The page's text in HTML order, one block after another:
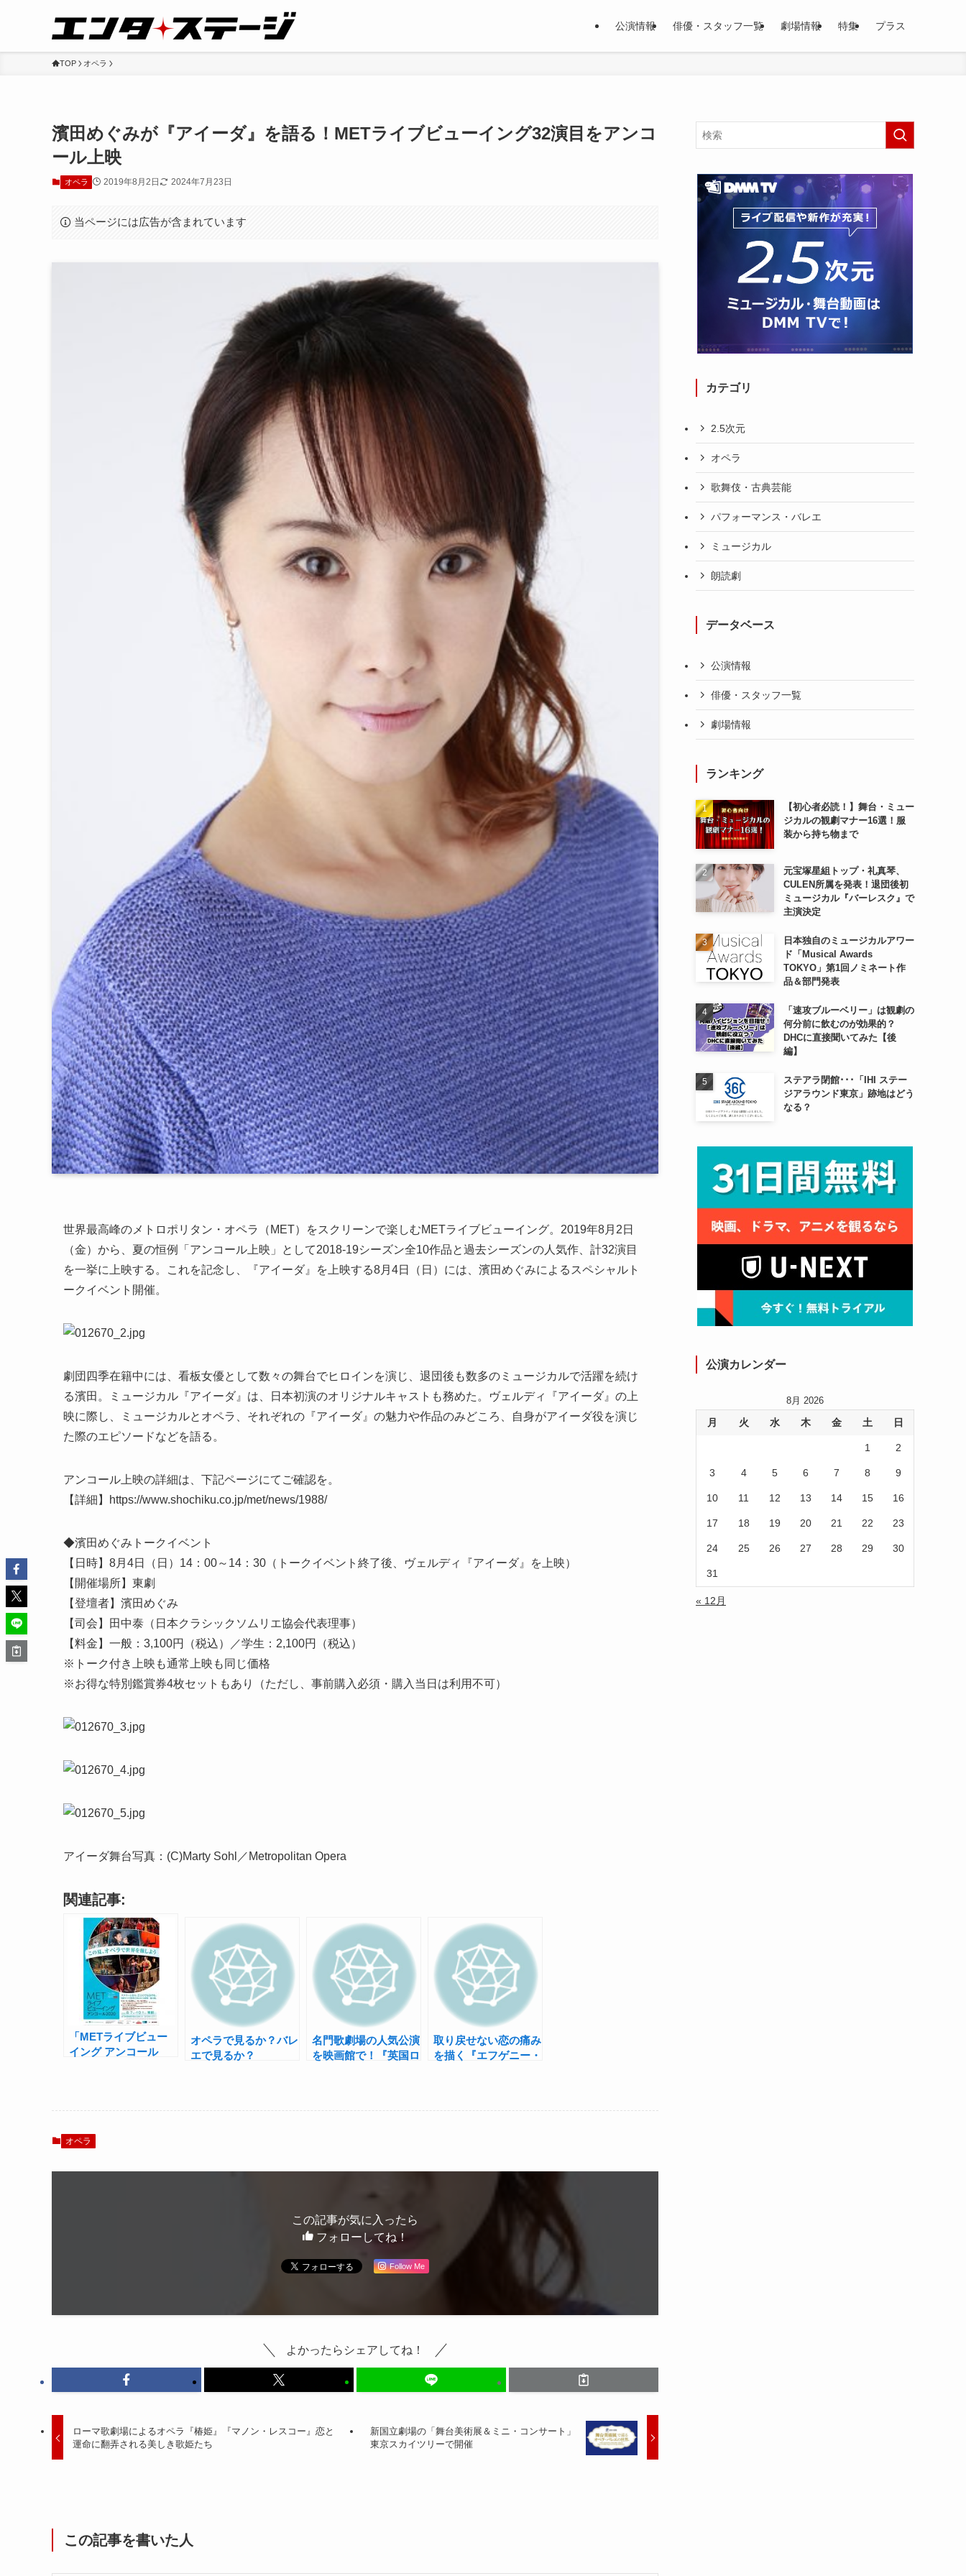
公演情報 俳優・スタッフ一覧 劇場情報 特集 プラス
TOP オペラ
濱田めぐみが『アイーダ』を語る！METライブビューイング32演目をアンコ
ール上映
オペラ 2019年8月2日 2024年7月23日
当ページには広告が含まれています
世界最高峰のメトロポリタン・オペラ（MET）をスクリーンで楽しむMETライブビューイング。2019年8月2日
（金）から、夏の恒例「アンコール上映」として2018-19シーズン全10作品と過去シーズンの人気作、計32演目
を一挙に上映する。これを記念し、『アイーダ』を上映する8月4日（日）には、濱田めぐみによるスペシャルト
ークイベント開催。
劇団四季在籍中には、看板女優として数々の舞台でヒロインを演じ、退団後も数多のミュージカルで活躍を続け
る濱田。ミュージカル『アイーダ』は、日本初演のオリジナルキャストも務めた。ヴェルディ『アイーダ』の上
映に際し、ミュージカルとオペラ、それぞれの『アイーダ』の魅力や作品のみどころ、自身がアイーダ役を演じ
た際のエピソードなどを語る。
アンコール上映の詳細は、下記ページにてご確認を。
【詳細】https://www.shochiku.co.jp/met/news/1988/
◆濱田めぐみトークイベント
【日時】8月4日（日）14：00～14：30（トークイベント終了後、ヴェルディ『アイーダ』を上映）
【開催場所】東劇
【登壇者】濱田めぐみ
【司会】田中泰（日本クラシックソムリエ協会代表理事）
【料金】一般：3,100円（税込）／学生：2,100円（税込）
※トーク付き上映も通常上映も同じ価格
※お得な特別鑑賞券4枚セットもあり（ただし、事前購入必須・購入当日は利用不可）
アイーダ舞台写真：(C)Marty Sohl／Metropolitan Opera
関連記事:
「METライブビュー
イング アンコール
オペラで見るか？バレ
エで見るか？
名門歌劇場の人気公演
を映画館で！『英国ロ
取り戻せない恋の痛み
を描く『エフゲニー・
オペラ
この記事が気に入ったら
フォローしてね！
Follow Me
よかったらシェアしてね！
ローマ歌劇場によるオペラ『椿姫』『マノン・レスコー』恋と
運命に翻弄される美しき歌姫たち
新国立劇場の「舞台美術展＆ミニ・コンサート」
東京スカイツリーで開催
この記事を書いた人
カテゴリ
2.5次元
オペラ
歌舞伎・古典芸能
パフォーマンス・バレエ
ミュージカル
朗読劇
データベース
公演情報
俳優・スタッフ一覧
劇場情報
ランキング
【初心者必読！】舞台・ミュー
ジカルの観劇マナー16選！服
装から持ち物まで
元宝塚星組トップ・礼真琴、
CULEN所属を発表！退団後初
ミュージカル『バーレスク』で
主演決定
日本独自のミュージカルアワー
ド「Musical Awards
TOKYO」第1回ノミネート作
品＆部門発表
「速攻ブルーベリー」は観劇の
何分前に飲むのが効果的？
DHCに直接聞いてみた【後
編】
ステアラ閉館･･･「IHI ステー
ジアラウンド東京」跡地はどう
なる？
公演カレンダー
8月 2026
月 火 水 木 金 土 日
1 2
3 4 5 6 7 8 9
10 11 12 13 14 15 16
17 18 19 20 21 22 23
24 25 26 27 28 29 30
31
« 12月